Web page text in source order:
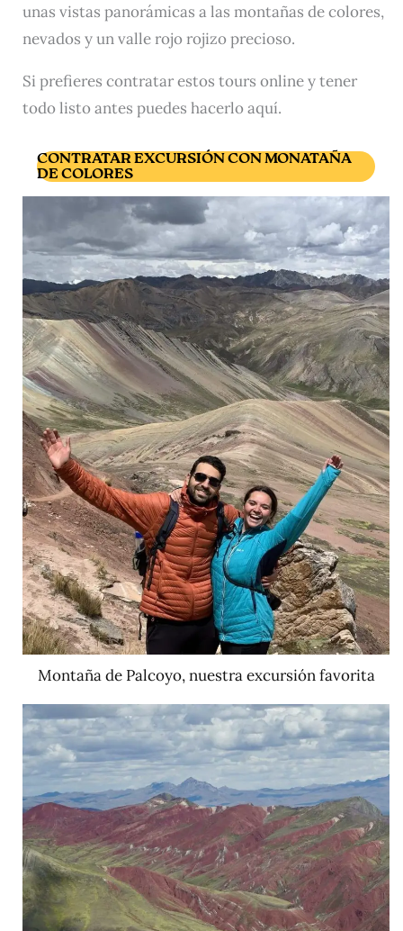
unas vistas panorámicas a las montañas de colores,
nevados y un valle rojo rojizo precioso.
Si prefieres contratar estos tours online y tener
todo listo antes puedes hacerlo aquí.
CONTRATAR EXCURSIÓN CON MONATAÑA
DE COLORES
Montaña de Palcoyo, nuestra excursión favorita